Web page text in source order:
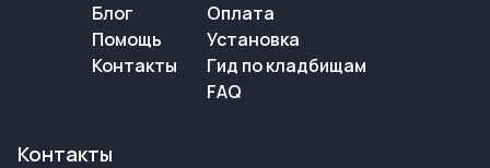
Блог
Помощь
Контакты
Оплата
Установка
Гид по кладбищам
FAQ
Контакты